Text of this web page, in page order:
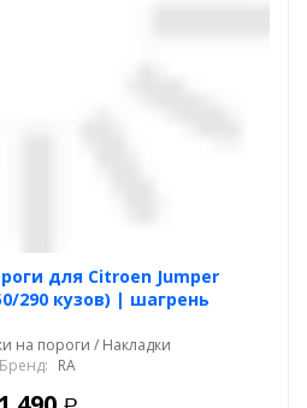
для Citroen Jumper
290 кузов) | шагрень
на пороги / Накладки
Бренд: RA